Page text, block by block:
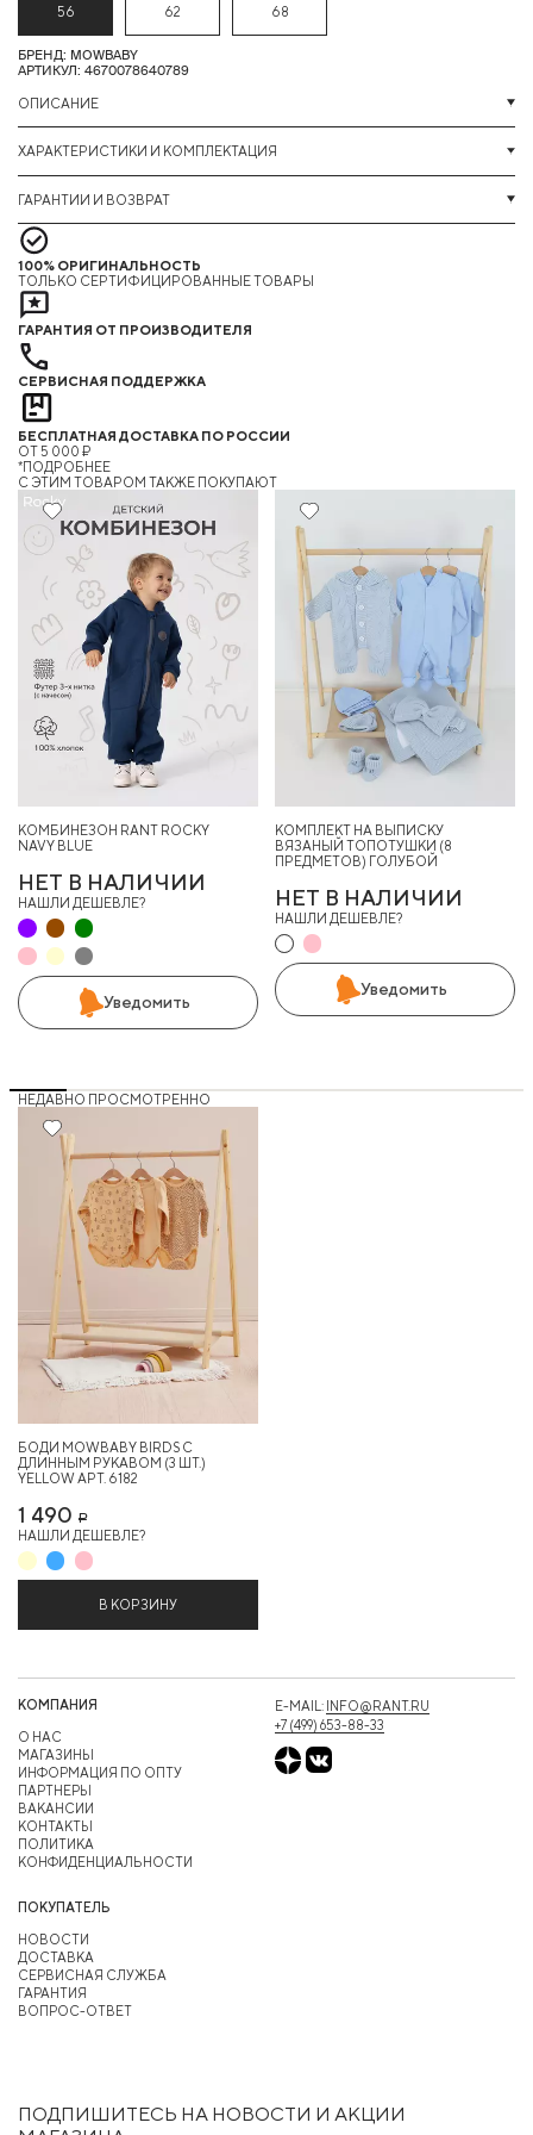
56 62 68
БРЕНД: MOWBABY
АРТИКУЛ: 4670078640789
ОПИСАНИЕ
ХАРАКТЕРИСТИКИ И КОМПЛЕКТАЦИЯ
ГАРАНТИИ И ВОЗВРАТ
100% ОРИГИНАЛЬНОСТЬ
ТОЛЬКО СЕРТИФИЦИРОВАННЫЕ ТОВАРЫ
ГАРАНТИЯ ОТ ПРОИЗВОДИТЕЛЯ
СЕРВИСНАЯ ПОДДЕРЖКА
БЕСПЛАТНАЯ ДОСТАВКА ПО РОССИИ
ОТ 5 000 ₽
*ПОДРОБНЕЕ
C ЭТИМ ТОВАРОМ ТАКЖЕ ПОКУПАЮТ
КОМБИНЕЗОН RANT ROCKY
NAVY BLUE
НЕТ В НАЛИЧИИ
НАШЛИ ДЕШЕВЛЕ?
Уведомить
КОМПЛЕКТ НА ВЫПИСКУ
ВЯЗАНЫЙ ТОПОТУШКИ (8
ПРЕДМЕТОВ) ГОЛУБОЙ
НЕТ В НАЛИЧИИ
НАШЛИ ДЕШЕВЛЕ?
Уведомить
НЕДАВНО ПРОСМОТРЕННО
БОДИ MOWBABY BIRDS С
ДЛИННЫМ РУКАВОМ (3 ШТ.)
YELLOW АРТ. 6182
1 490 Р
НАШЛИ ДЕШЕВЛЕ?
В КОРЗИНУ
ПОДПИШИТЕСЬ НА НОВОСТИ И АКЦИИ
КОМПАНИЯ
О НАС
МАГАЗИНЫ
ИНФОРМАЦИЯ ПО ОПТУ
ПАРТНЕРЫ
ВАКАНСИИ
КОНТАКТЫ
ПОЛИТИКА
КОНФИДЕНЦИАЛЬНОСТИ
ПОКУПАТЕЛЬ
НОВОСТИ
ДОСТАВКА
СЕРВИСНАЯ СЛУЖБА
ГАРАНТИЯ
ВОПРОС-ОТВЕТ
E-MAIL: INFO@RANT.RU
+7 (499) 653-88-33